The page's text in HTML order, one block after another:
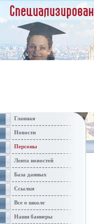
Главная
Новости
Персоны
Лента новостей
База данных
Ссылки
Все о школе
Наши баннеры